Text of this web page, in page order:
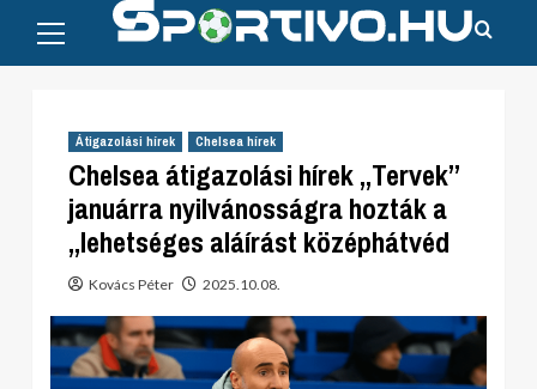
content
Menu
Átigazolási hírek Chelsea hírek
Chelsea átigazolási hírek „Tervek”
januárra nyilvánosságra hozták a
„lehetséges aláírást középhátvéd
Kovács Péter 2025.10.08.